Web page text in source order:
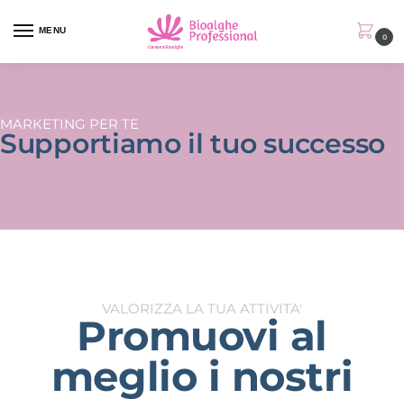
MENU
0
MARKETING PER TE
Supportiamo il tuo successo
VALORIZZA LA TUA ATTIVITA'
Promuovi al
meglio i nostri